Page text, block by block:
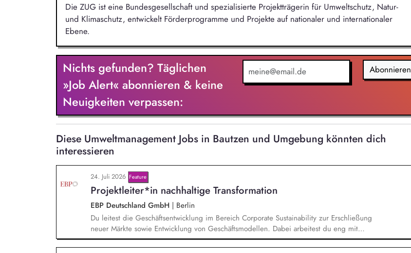
Die ZUG ist eine Bundesgesellschaft und spezialisierte Projektträgerin für Umweltschutz, Natur-
und Klimaschutz, entwickelt Förderprogramme und Projekte auf nationaler und internationaler
Ebene.
Nichts gefunden? Täglichen
»Job Alert« abonnieren & keine
Neuigkeiten verpassen:
Abonnieren
Diese Umweltmanagement Jobs in Bautzen und Umgebung könnten dich
interessieren
24. Juli 2026 Feature
Projektleiter*in nachhaltige Transformation
EBP Deutschland GmbH | Berlin
Du leitest die Geschäftsentwicklung im Bereich Corporate Sustainability zur Erschließung
neuer Märkte sowie Entwicklung von Geschäftsmodellen. Dabei arbeitest du eng mit
einem bestehenden Team zusammen und entwickelst dieses gemeinsam mit erfahrenen
Projektleiter*innen weiter. Zu Deinen Aufgaben gehören vor allem: Strategieentwicklung: